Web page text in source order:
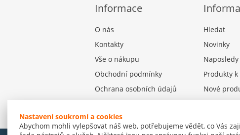
Nastavení soukromí a cookies
Abychom mohli vylepšovat náš web, potřebujeme vědět, co Vás
Informace
O nás
Kontakty
Vše o nákupu
Obchodní podmínky
Ochrana osobních údajů
Hledat
Novinky
Produkty
Nové